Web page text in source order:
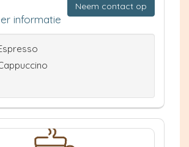
Neem contact op
informatie